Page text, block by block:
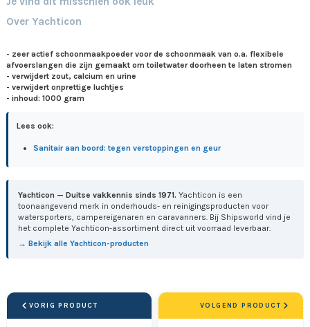
Over Yachticon
- zeer actief schoonmaakpoeder voor de schoonmaak van o.a. flexibele
afvoerslangen die zijn gemaakt om toiletwater doorheen te laten stromen
- verwijdert zout, calcium en urine
- verwijdert onprettige luchtjes
- inhoud: 1000 gram
Lees ook:
Sanitair aan boord: tegen verstoppingen en geur
Yachticon — Duitse vakkennis sinds 1971. Yachticon is een
toonaangevend merk in onderhouds- en reinigingsproducten voor
watersporters, campereigenaren en caravanners. Bij Shipsworld vind je
het complete Yachticon-assortiment direct uit voorraad leverbaar.
→ Bekijk alle Yachticon-producten
VORIG PRODUCT VOLGEND PRODUCT